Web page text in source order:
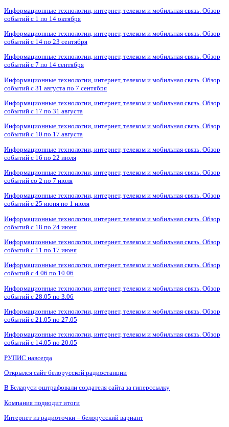
Информационные технологии, интернет, телеком и мобильная связь. Обзор
событий с 1 по 14 октября
Информационные технологии, интернет, телеком и мобильная связь. Обзор
событий с 14 по 23 сентября
Информационные технологии, интернет, телеком и мобильная связь. Обзор
событий с 7 по 14 сентября
Информационные технологии, интернет, телеком и мобильная связь. Обзор
событий с 31 августа по 7 сентября
Информационные технологии, интернет, телеком и мобильная связь. Обзор
событий с 17 по 31 августа
Информационные технологии, интернет, телеком и мобильная связь. Обзор
событий с 10 по 17 августа
Информационные технологии, интернет, телеком и мобильная связь. Обзор
событий с 16 по 22 июля
Информационные технологии, интернет, телеком и мобильная связь. Обзор
событий со 2 по 7 июля
Информационные технологии, интернет, телеком и мобильная связь. Обзор
событий с 25 июня по 1 июля
Информационные технологии, интернет, телеком и мобильная связь. Обзор
событий с 18 по 24 июня
Информационные технологии, интернет, телеком и мобильная связь. Обзор
событий с 11 по 17 июня
Информационные технологии, интернет, телеком и мобильная связь. Обзор
событий с 4.06 по 10.06
Информационные технологии, интернет, телеком и мобильная связь. Обзор
событий с 28.05 по 3.06
Информационные технологии, интернет, телеком и мобильная связь. Обзор
событий с 21.05 по 27.05
Информационные технологии, интернет, телеком и мобильная связь. Обзор
событий с 14.05 по 20.05
РУПИС навсегда
Открылся сайт белорусской радиостанции
В Беларуси оштрафовали создателя сайта за гиперссылку
Компания подводит итоги
Интернет из радиоточки – белорусский вариант